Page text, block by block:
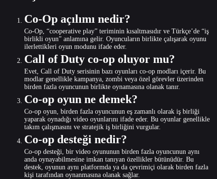
Co-Op açılımı nedir?
Co-Op, “cooperative play” teriminin kısaltmasıdır ve Türkçe’de “iş
birlikli oyun” anlamına gelir. Oyuncuların birlikte çalışarak oyunu
ilerlettikleri oyun modunu ifade eder.
Call of Duty co-op oluyor mu?
Evet, Call of Duty serisinin bazı oyunları co-op modları içerir. Bu
modlar genellikle kampanya, zombi veya özel görevler üzerinden
birden fazla oyuncunun birlikte oynamasına olanak tanır.
Co-op oyun ne demek?
Co-op oyun, birden fazla oyuncunun eş zamanlı olarak iş birliği
yaparak oynadığı video oyunlarını ifade eder. Bu oyunlar genellikle
takım çalışmasını ve stratejik iş birliğini vurgular.
Co-op desteği nedir?
Co-op desteği, bir video oyununun birden fazla oyuncunun aynı
anda oynayabilmesine imkan tanıyan özellikler bütünüdür. Bu
destek, oyunun aynı platformda ya da çevrimiçi olarak birden fazla
kişi tarafından oynanmasına olanak sağlar.